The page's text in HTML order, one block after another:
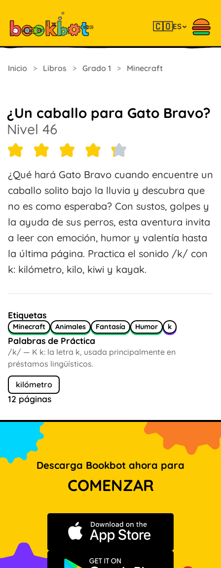
🇨🇴ES
Inicio > Libros > Grado 1 > Minecraft
¿Un caballo para Gato Bravo?
Nivel 46
¿Qué hará Gato Bravo cuando encuentre un
caballo solito bajo la lluvia y descubra que
no es como esperaba? Con sustos, golpes y
la ayuda de sus perros, esta aventura invita
a leer con emoción, humor y valentía hasta
la última página. Practica el sonido /k/ con
k: kilómetro, kilo, kiwi y kayak.
Etiquetas
Minecraft Animales Fantasía Humor k
Palabras de Práctica
/k/ — K k: la letra k, usada principalmente en
préstamos lingüísticos.
kilómetro
12 páginas
Descarga Bookbot ahora para
COMENZAR
Descargar en App Store